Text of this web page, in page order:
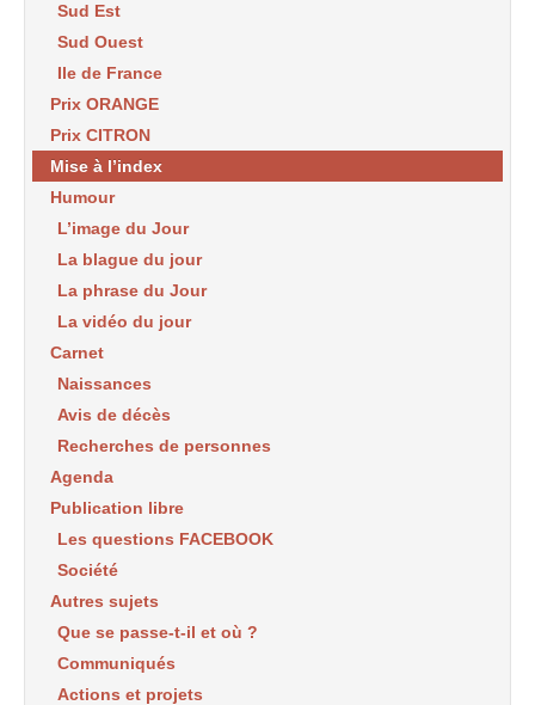
Sud Est
Sud Ouest
Ile de France
Prix ORANGE
Prix CITRON
Mise à l’index
Humour
L’image du Jour
La blague du jour
La phrase du Jour
La vidéo du jour
Carnet
Naissances
Avis de décès
Recherches de personnes
Agenda
Publication libre
Les questions FACEBOOK
Société
Autres sujets
Que se passe-t-il et où ?
Communiqués
Actions et projets